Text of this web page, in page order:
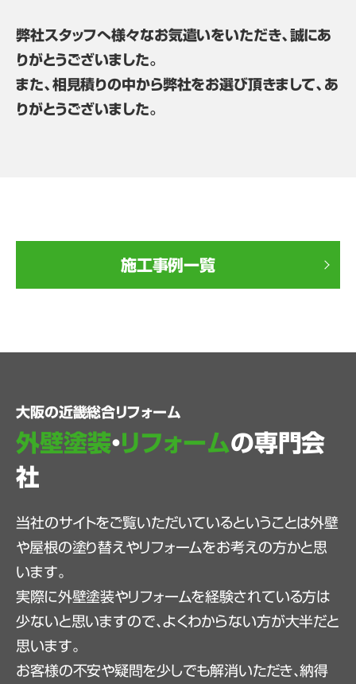
弊社スタッフへ様々なお気遣いをいただき、誠にあ
りがとうございました。
また、相見積りの中から弊社をお選び頂きまして、あ
りがとうございました。
施工事例一覧
大阪の近畿総合リフォーム
外壁塗装・リフォームの専門会
社
当社のサイトをご覧いただいているということは外壁
や屋根の塗り替えやリフォームをお考えの方かと思
います。
実際に外壁塗装やリフォームを経験されている方は
少ないと思いますので、よくわからない方が大半だと
思います。
お客様の不安や疑問を少しでも解消いただき、納得